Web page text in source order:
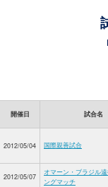
開催日 試合名
2012/05/04 国際親善試合
2012/05/07
オマーン・ブラジル
ングマッチ